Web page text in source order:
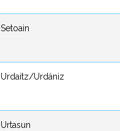
Setoain
Urdaitz/Urdániz
Urtasun
Setoain
Urdaitz/Urdániz
Urtasun